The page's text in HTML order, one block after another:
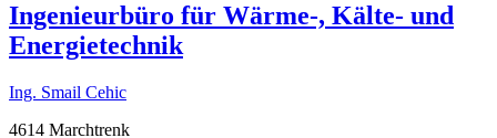
Ingenieurbüro für Wärme-, Kälte- und
Energietechnik
Ing. Smail Cehic
4614 Marchtrenk